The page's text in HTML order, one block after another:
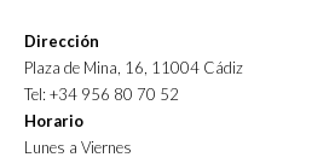
Dirección
Plaza de Mina, 16, 11004 Cádiz
Tel: +34 956 80 70 52
Horario
Lunes a Viernes